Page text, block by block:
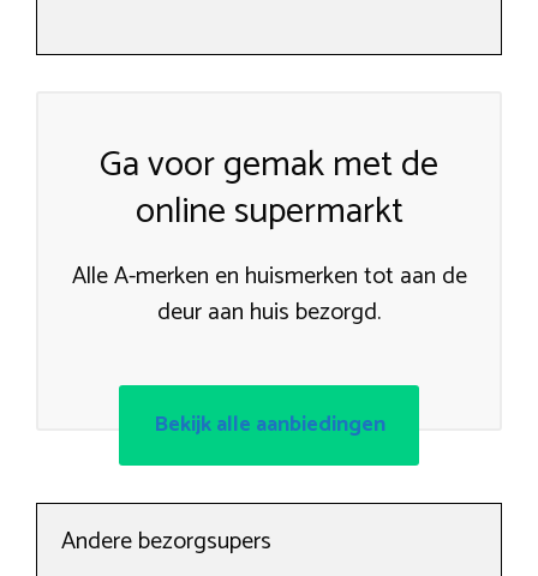
Ga voor gemak met de
online supermarkt
Alle A-merken en huismerken tot aan de
deur aan huis bezorgd.
Bekijk alle aanbiedingen
Andere bezorgsupers